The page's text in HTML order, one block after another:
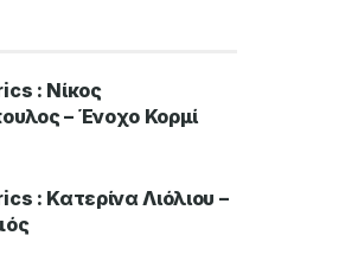
: Νίκος
– Ένοχο Κορμί
: Κατερίνα Λιόλιου –